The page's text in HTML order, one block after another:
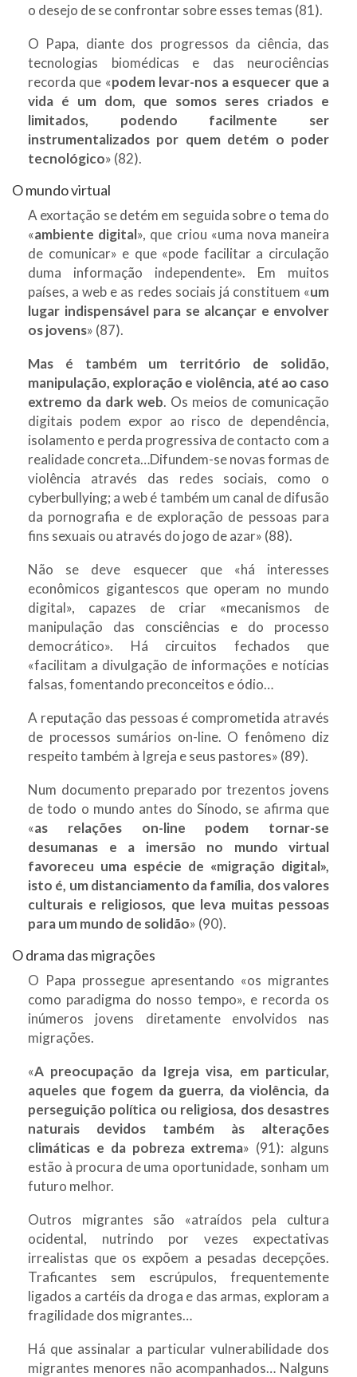
o desejo de se confrontar sobre esses temas (81).
O Papa, diante dos progressos da ciência, das
tecnologias biomédicas e das neurociências
recorda que «podem levar-nos a esquecer que a
vida é um dom, que somos seres criados e
limitados, podendo facilmente ser
instrumentalizados por quem detém o poder
tecnológico» (82).
O mundo virtual
A exortação se detém em seguida sobre o tema do
«ambiente digital», que criou «uma nova maneira
de comunicar» e que «pode facilitar a circulação
duma informação independente». Em muitos
países, a web e as redes sociais já constituem «um
lugar indispensável para se alcançar e envolver
os jovens» (87).
Mas é também um território de solidão,
manipulação, exploração e violência, até ao caso
extremo da dark web. Os meios de comunicação
digitais podem expor ao risco de dependência,
isolamento e perda progressiva de contacto com a
realidade concreta…Difundem-se novas formas de
violência através das redes sociais, como o
cyberbullying; a web é também um canal de difusão
da pornografia e de exploração de pessoas para
fins sexuais ou através do jogo de azar» (88).
Não se deve esquecer que «há interesses
econômicos gigantescos que operam no mundo
digital», capazes de criar «mecanismos de
manipulação das consciências e do processo
democrático». Há circuitos fechados que
«facilitam a divulgação de informações e notícias
falsas, fomentando preconceitos e ódio…
A reputação das pessoas é comprometida através
de processos sumários on-line. O fenômeno diz
respeito também à Igreja e seus pastores» (89).
Num documento preparado por trezentos jovens
de todo o mundo antes do Sínodo, se afirma que
«as relações on-line podem tornar-se
desumanas e a imersão no mundo virtual
favoreceu uma espécie de «migração digital»,
isto é, um distanciamento da família, dos valores
culturais e religiosos, que leva muitas pessoas
para um mundo de solidão» (90).
O drama das migrações
O Papa prossegue apresentando «os migrantes
como paradigma do nosso tempo», e recorda os
inúmeros jovens diretamente envolvidos nas
migrações.
«A preocupação da Igreja visa, em particular,
aqueles que fogem da guerra, da violência, da
perseguição política ou religiosa, dos desastres
naturais devidos também às alterações
climáticas e da pobreza extrema» (91): alguns
estão à procura de uma oportunidade, sonham um
futuro melhor.
Outros migrantes são «atraídos pela cultura
ocidental, nutrindo por vezes expectativas
irrealistas que os expõem a pesadas decepções.
Traficantes sem escrúpulos, frequentemente
ligados a cartéis da droga e das armas, exploram a
fragilidade dos migrantes…
Há que assinalar a particular vulnerabilidade dos
migrantes menores não acompanhados… Nalguns